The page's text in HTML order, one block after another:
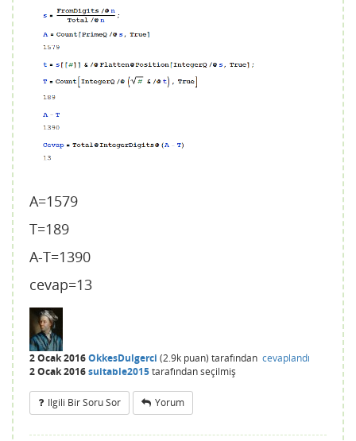
A=1579
T=189
A-T=1390
cevap=13
2 Ocak 2016OkkesDulgerci (2.9k puan) tarafından cevaplandı
2 Ocak 2016suitable2015tarafındanseçilmiş
Ilgili Bir Soru Sor Yorum